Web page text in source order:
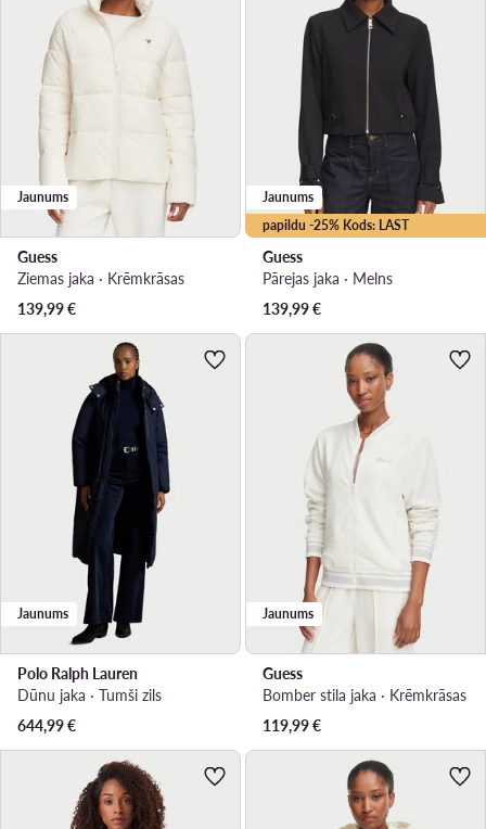
Jaunums
Guess
Ziemas jaka · Krēmkrāsas
139,99€
papildu -25% Kods: LAST
Jaunums
Guess
Pārejas jaka · Melns
139,99€
Jaunums
Polo Ralph Lauren
Dūnu jaka · Tumši zils
644,99€
Jaunums
Guess
Bomber stila jaka · Krēmkrāsas
119,99€